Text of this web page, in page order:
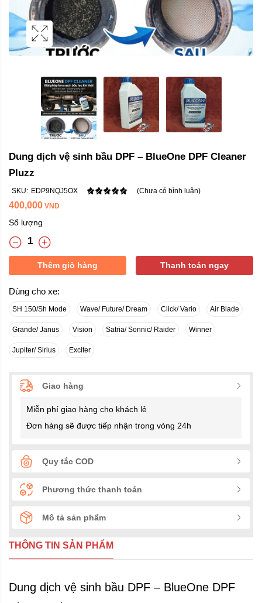
Dung dịch vệ sinh bầu DPF – BlueOne DPF Cleaner
Pluzz
SKU: EDP9NQJ5OX (Chưa có bình luận)
400,000 VND
Số lượng
Thêm giỏ hàng Thanh toán ngay
Dùng cho xe:
SH 150/Sh Mode Wave/ Future/ Dream Click/ Vario Air Blade
Grande/ Janus Vision Satria/ Sonnic/ Raider Winner
Jupiter/ Sirius Exciter
Giao hàng
Miễn phí giao hàng cho khách lẻ
Đơn hàng sẽ được tiếp nhận trong vòng 24h
Quy tắc COD
Phương thức thanh toán
Mô tả sản phẩm
THÔNG TIN SẢN PHẨM
Dung dịch vệ sinh bầu DPF – BlueOne DPF